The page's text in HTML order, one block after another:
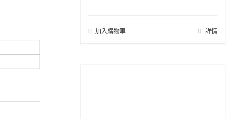
加入購物車 詳情